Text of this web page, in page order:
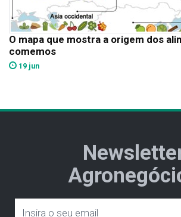
O mapa que mostra a origem dos
comemos
19 jun